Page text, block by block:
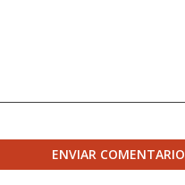
ENVIAR COMENTARIO